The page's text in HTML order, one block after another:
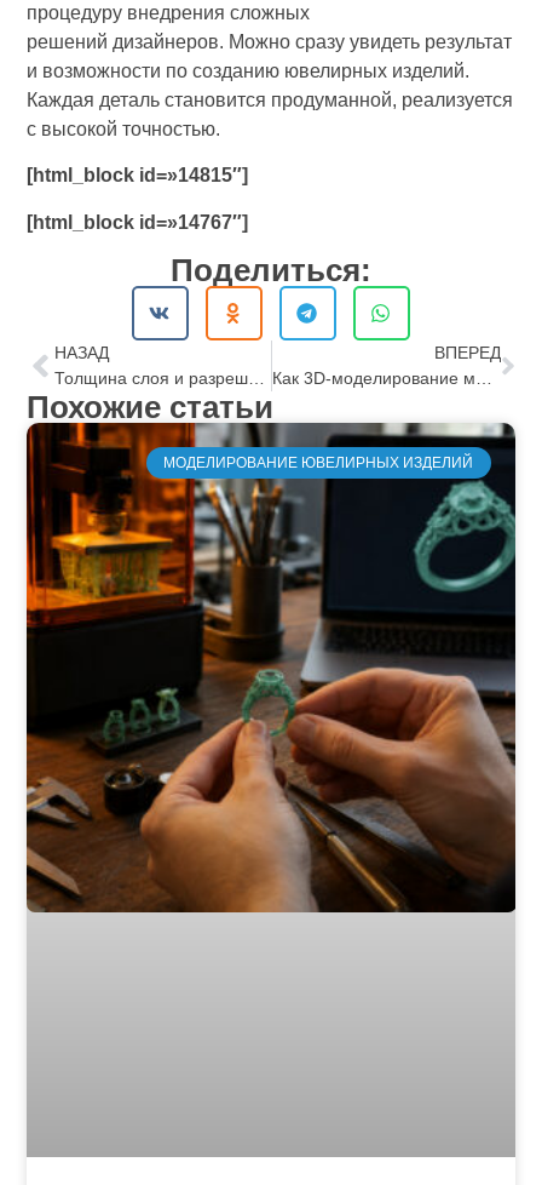
процедуру внедрения сложных
решений дизайнеров. Можно сразу увидеть результат
и возможности по созданию ювелирных изделий.
Каждая деталь становится продуманной, реализуется
с высокой точностью.
[html_block id=»14815″]
[html_block id=»14767″]
Поделиться:
НАЗАД
Толщина слоя и разрешение печати
ВПЕРЕД
Похожие статьи
МОДЕЛИРОВАНИЕ ЮВЕЛИРНЫХ ИЗДЕЛИЙ